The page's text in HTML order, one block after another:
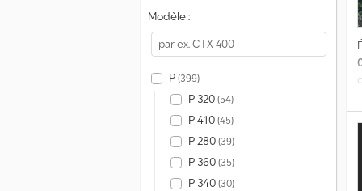
Modèle :
P(399)
P 320(54)
P 410(45)
P 280(39)
P 360(35)
P 340(30)